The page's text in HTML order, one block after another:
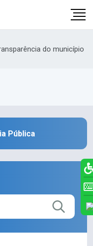
do município
Pública